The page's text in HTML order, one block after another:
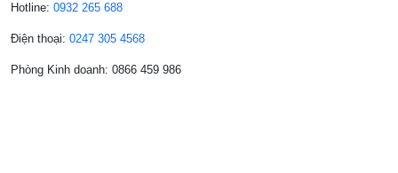
Hotline: 0932 265 688
Điện thoại: 0247 305 4568
Phòng Kinh doanh: 0866 459 986